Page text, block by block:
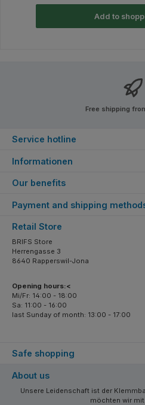
Add to
Free shipping
Service hotline
Informationen
Our benefits
Payment and shipping
Safe shopping
Retail Store
BRIFS Store
Herrengasse 3
8640 Rapperswil-Jona
Opening hours:<
Mi/Fr: 14:00 - 18:00
Sa: 11:00 - 16:00
last Sunday of month: 13:00 - 17:00
About us
Unsere Leidenschaft ist der
möchten wir mit